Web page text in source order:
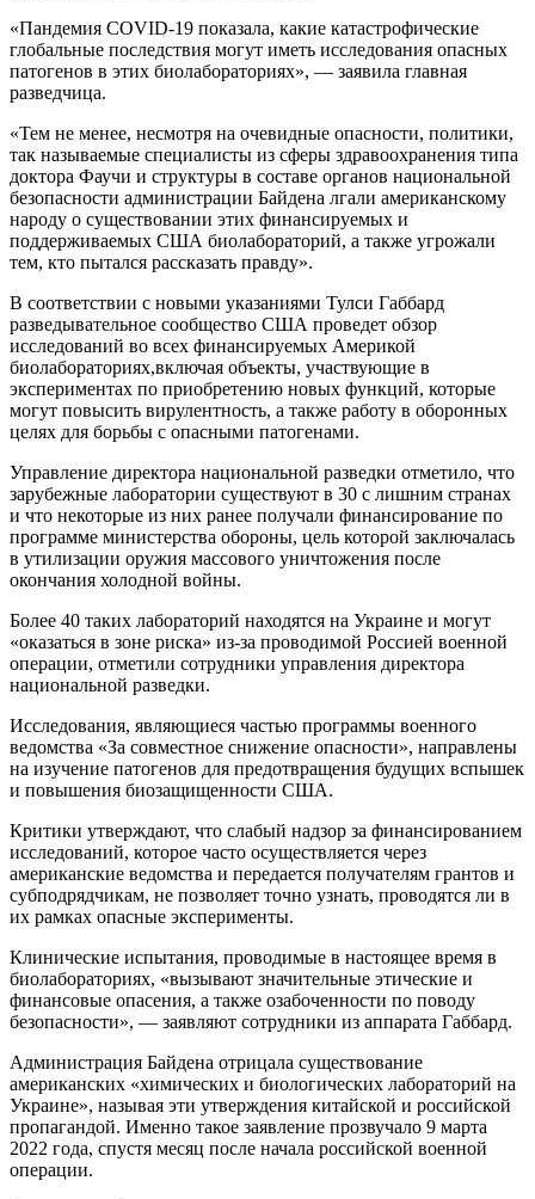
«Пандемия COVID-19 показала, какие катастрофические
глобальные последствия могут иметь исследования опасных
патогенов в этих биолабораториях», — заявила главная
разведчица.
«Тем не менее, несмотря на очевидные опасности, политики,
так называемые специалисты из сферы здравоохранения типа
доктора Фаучи и структуры в составе органов национальной
безопасности администрации Байдена лгали американскому
народу о существовании этих финансируемых и
поддерживаемых США биолабораторий, а также угрожали
тем, кто пытался рассказать правду».
В соответствии с новыми указаниями Тулси Габбард
разведывательное сообщество США проведет обзор
исследований во всех финансируемых Америкой
биолабораториях,включая объекты, участвующие в
экспериментах по приобретению новых функций, которые
могут повысить вирулентность, а также работу в оборонных
целях для борьбы с опасными патогенами.
Управление директора национальной разведки отметило, что
зарубежные лаборатории существуют в 30 с лишним странах
и что некоторые из них ранее получали финансирование по
программе министерства обороны, цель которой заключалась
в утилизации оружия массового уничтожения после
окончания холодной войны.
Более 40 таких лабораторий находятся на Украине и могут
«оказаться в зоне риска» из-за проводимой Россией военной
операции, отметили сотрудники управления директора
национальной разведки.
Исследования, являющиеся частью программы военного
ведомства «За совместное снижение опасности», направлены
на изучение патогенов для предотвращения будущих вспышек
и повышения биозащищенности США.
Критики утверждают, что слабый надзор за финансированием
исследований, которое часто осуществляется через
американские ведомства и передается получателям грантов и
субподрядчикам, не позволяет точно узнать, проводятся ли в
их рамках опасные эксперименты.
Клинические испытания, проводимые в настоящее время в
биолабораториях, «вызывают значительные этические и
финансовые опасения, а также озабоченности по поводу
безопасности», — заявляют сотрудники из аппарата Габбард.
Администрация Байдена отрицала существование
американских «химических и биологических лабораторий на
Украине», называя эти утверждения китайской и российской
пропагандой. Именно такое заявление прозвучало 9 марта
2022 года, спустя месяц после начала российской военной
операции.